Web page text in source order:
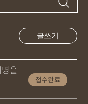
글쓰기
을
접수완료